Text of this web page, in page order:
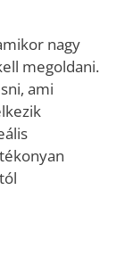
nagy
megoldani.
ami